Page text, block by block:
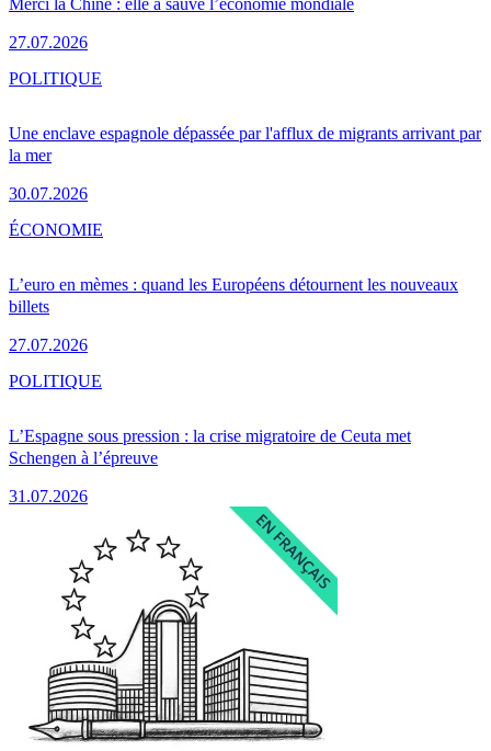
Merci la Chine : elle a sauvé l’économie mondiale
27.07.2026
Une enclave espagnole dépassée par l'afflux de migrants arrivant par
la mer
30.07.2026
POLITIQUE
L’euro en mèmes : quand les Européens détournent les nouveaux
billets
27.07.2026
ÉCONOMIE
L’Espagne sous pression : la crise migratoire de Ceuta met
Schengen à l’épreuve
31.07.2026
POLITIQUE